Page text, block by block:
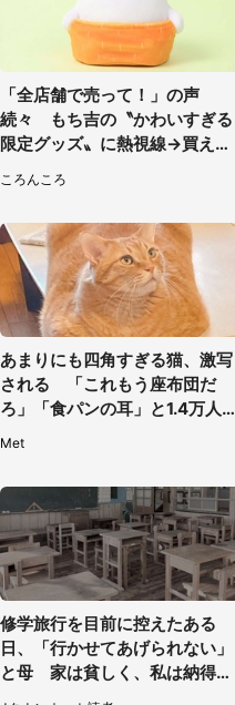
「全店舗で売って！」の声
続々 もち吉の〝かわいすぎる
限定グッズ〟に熱視線→買える
ころんころ
あまりにも四角すぎる猫、激写
される 「これもう座布団だ
ろ」「食パンの耳」と1.4万人困
Met
修学旅行を目前に控えたある
日、「行かせてあげられない」
と母 家は貧しく、私は納得し
たけれど...（北海道・70代以上